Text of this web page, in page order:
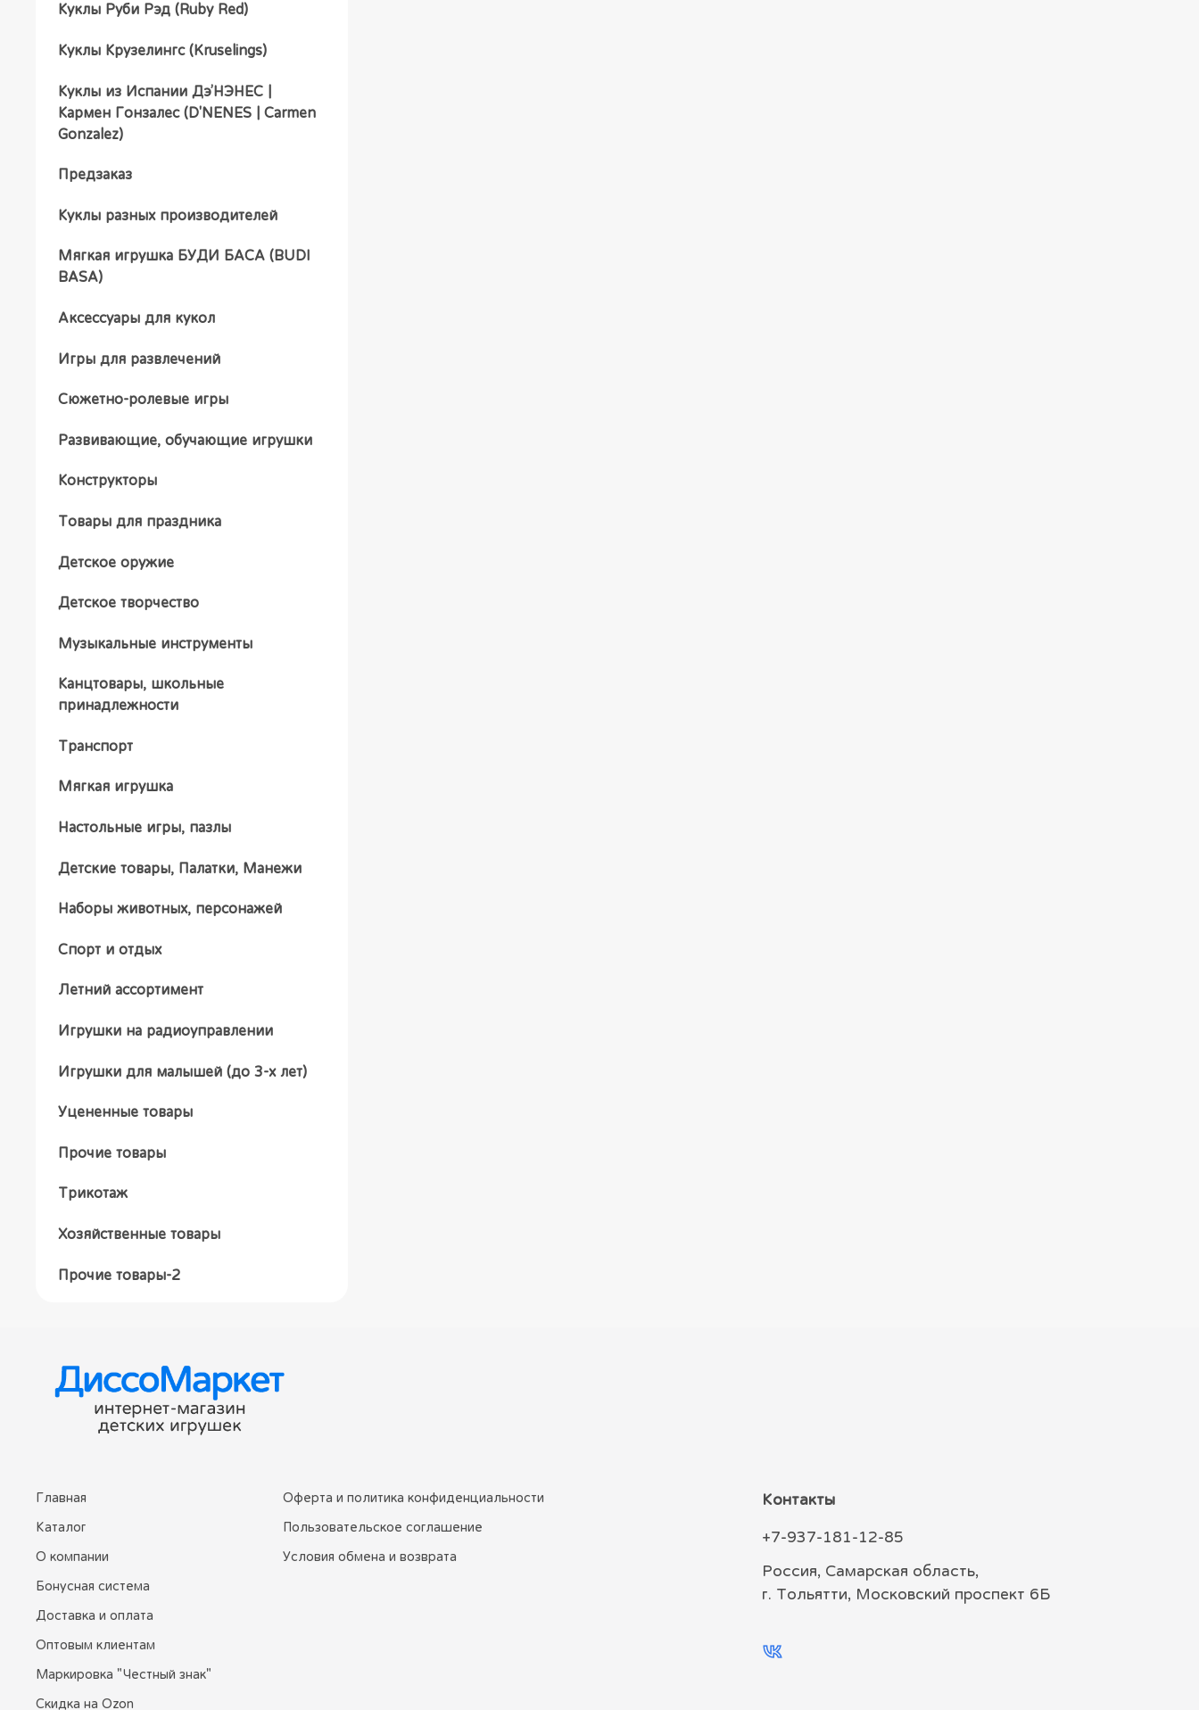
Куклы Руби Рэд (Ruby Red)
Куклы Крузелингс (Kruselings)
Куклы из Испании Дэ’НЭНЕС |
Кармен Гонзалес (D'NENES | Carmen
Gonzalez)
Предзаказ
Куклы разных производителей
Мягкая игрушка БУДИ БАСА (BUDI
BASA)
Аксессуары для кукол
Игры для развлечений
Сюжетно-ролевые игры
Развивающие, обучающие игрушки
Конструкторы
Товары для праздника
Детское оружие
Детское творчество
Музыкальные инструменты
Канцтовары, школьные
принадлежности
Транспорт
Мягкая игрушка
Настольные игры, пазлы
Детские товары, Палатки, Манежи
Наборы животных, персонажей
Спорт и отдых
Летний ассортимент
Игрушки на радиоуправлении
Игрушки для малышей (до 3-х лет)
Уцененные товары
Прочие товары
Трикотаж
Хозяйственные товары
Прочие товары-2
Главная
Каталог
О компании
Бонусная система
Доставка и оплата
Оптовым клиентам
Маркировка "Честный знак"
Скидка на Ozon
Оферта и политика конфиденциальности
Пользовательское соглашение
Условия обмена и возврата
Контакты
+7-937-181-12-85
Россия, Самарская область,
г. Тольятти, Московский проспект 6Б